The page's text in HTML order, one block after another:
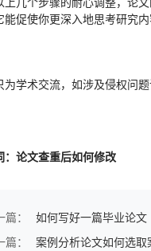
能促使你更深入地思考研究
为学术交流，如涉及侵权问
：论文查重后如何修改
篇：
如何写好一篇毕业论文
篇：
案例分析论文如何选取